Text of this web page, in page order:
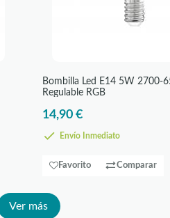
Bombilla Led E14 5W 2700-
Regulable RGB
14,90 €
Envío Inmediato
Favorito Comparar
Ver más